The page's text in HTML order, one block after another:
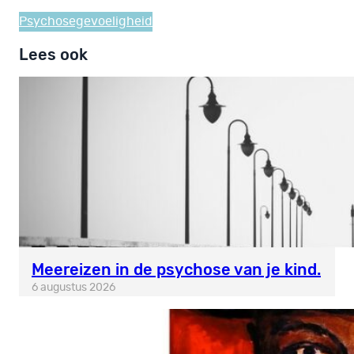
Psychosegevoeligheid
Lees ook
Meereizen in de psychose van je kind.
6 augustus 2026